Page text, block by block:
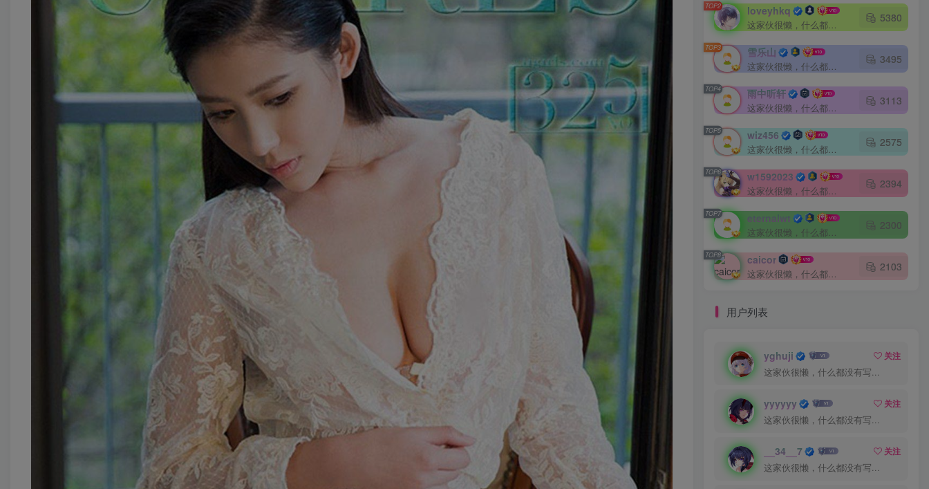
TOP2 loveyhkq
这家伙很懒，什么都没有写...
5380
TOP3 雪乐山
这家伙很懒，什么都没有写...
3495
TOP4 雨中听轩
这家伙很懒，什么都没有写...
3113
TOP5 wiz456
这家伙很懒，什么都没有写...
2575
TOP6 w1592023
这家伙很懒，什么都没有写...
2394
TOP7 eternalwt
这家伙很懒，什么都没有写...
2300
TOP8 caicor
这家伙很懒，什么都没有写...
2103
用户列表
yghuji
关注
这家伙很懒，什么都没有写...
yyyyyy
关注
这家伙很懒，什么都没有写...
__34__7
关注
这家伙很懒，什么都没有写...